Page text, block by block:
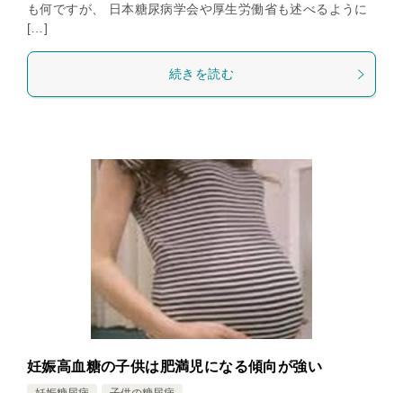
も何ですが、 日本糖尿病学会や厚生労働省も述べるように
[…]
続きを読む
妊娠高血糖の子供は肥満児になる傾向が強い